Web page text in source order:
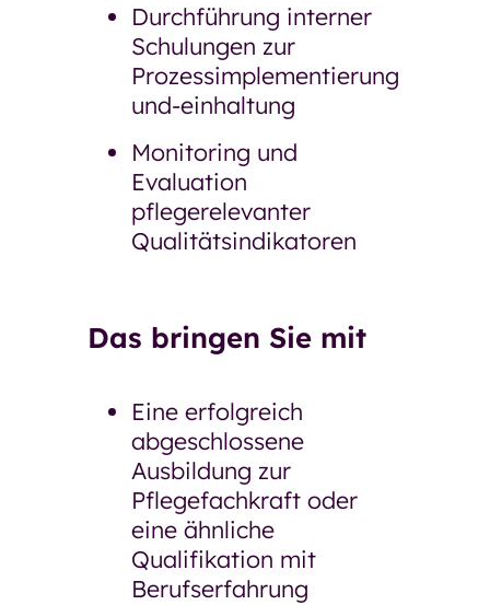
Durchführung interner
Schulungen zur
Prozessimplementierung
und-einhaltung
Monitoring und
Evaluation
pflegerelevanter
Qualitätsindikatoren
Das bringen Sie mit
Eine erfolgreich
abgeschlossene
Ausbildung zur
Pflegefachkraft oder
eine ähnliche
Qualifikation mit
Berufserfahrung